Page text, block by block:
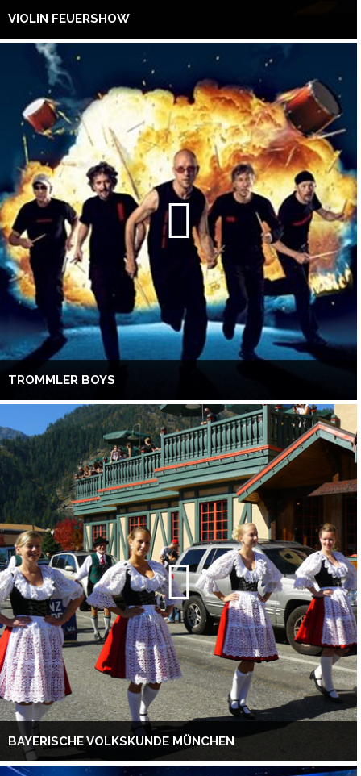
VIOLIN FEUERSHOW
TROMMLER BOYS
BAYERISCHE VOLKSKUNDE MÜNCHEN